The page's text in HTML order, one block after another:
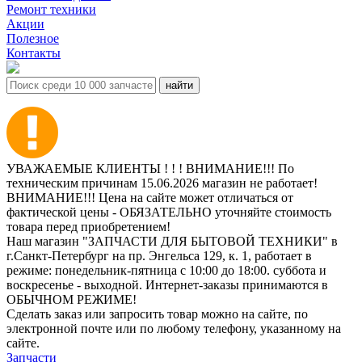
Ремонт техники
Акции
Полезное
Контакты
УВАЖАЕМЫЕ КЛИЕНТЫ ! ! ! ВНИМАНИЕ!!! По
техническим причинам 15.06.2026 магазин не работает!
ВНИМАНИЕ!!! Цена на сайте может отличаться от
фактической цены - ОБЯЗАТЕЛЬНО уточняйте стоимость
товара перед приобретением!
Наш магазин "ЗАПЧАСТИ ДЛЯ БЫТОВОЙ ТЕХНИКИ" в
г.Санкт-Петербург на пр. Энгельса 129, к. 1, работает в
режиме: понедельник-пятница с 10:00 до 18:00. суббота и
воскресенье - выходной. Интернет-заказы принимаются в
ОБЫЧНОМ РЕЖИМЕ!
Сделать заказ или запросить товар можно на сайте, по
электронной почте или по любому телефону, указанному на
сайте.
Запчасти